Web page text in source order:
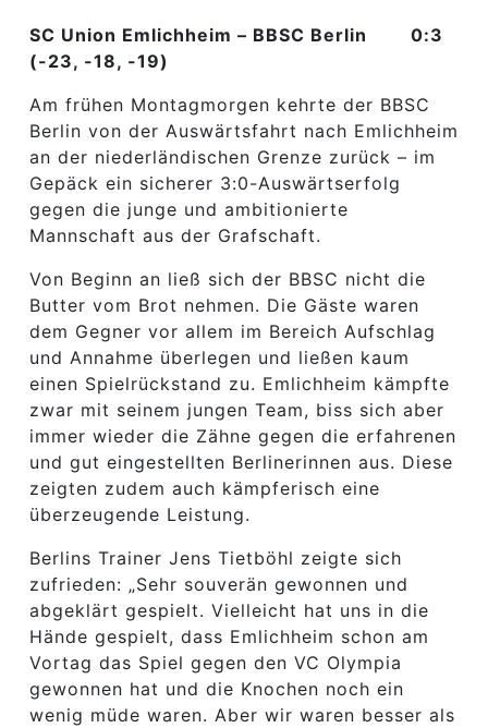
SC Union Emlichheim – BBSC Berlin 0:3
(-23, -18, -19)
Am frühen Montagmorgen kehrte der BBSC
Berlin von der Auswärtsfahrt nach Emlichheim
an der niederländischen Grenze zurück – im
Gepäck ein sicherer 3:0-Auswärtserfolg
gegen die junge und ambitionierte
Mannschaft aus der Grafschaft.
Von Beginn an ließ sich der BBSC nicht die
Butter vom Brot nehmen. Die Gäste waren
dem Gegner vor allem im Bereich Aufschlag
und Annahme überlegen und ließen kaum
einen Spielrückstand zu. Emlichheim kämpfte
zwar mit seinem jungen Team, biss sich aber
immer wieder die Zähne gegen die erfahrenen
und gut eingestellten Berlinerinnen aus. Diese
zeigten zudem auch kämpferisch eine
überzeugende Leistung.
Berlins Trainer Jens Tietböhl zeigte sich
zufrieden: „Sehr souverän gewonnen und
abgeklärt gespielt. Vielleicht hat uns in die
Hände gespielt, dass Emlichheim schon am
Vortag das Spiel gegen den VC Olympia
gewonnen hat und die Knochen noch ein
wenig müde waren. Aber wir waren besser als